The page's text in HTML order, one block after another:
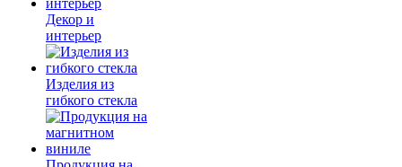
Декор и
интерьер
Изделия из
гибкого стекла